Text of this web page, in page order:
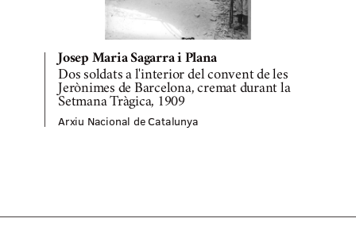
Josep Maria Sagarra i Plana
Dos soldats a l'interior del convent de les
Jerònimes de Barcelona, cremat durant la
Setmana Tràgica, 1909
Arxiu Nacional de Catalunya